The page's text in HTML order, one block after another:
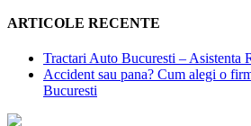
ARTICOLE RECENTE
Tractari Auto Bucuresti – Asistenta
Accident sau pana? Cum alegi o
Bucuresti